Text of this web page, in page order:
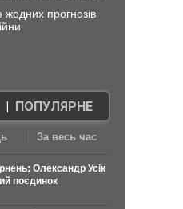
прогнозів
ПОПУЛЯРНЕ
За весь час
Олександр Усік
поєдинок